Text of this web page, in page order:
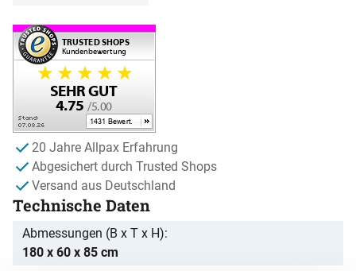
20 Jahre Allpax Erfahrung
Abgesichert durch Trusted Shops
Versand aus Deutschland
Technische Daten
Abmessungen (B x T x H)
180 x 60 x 85 cm